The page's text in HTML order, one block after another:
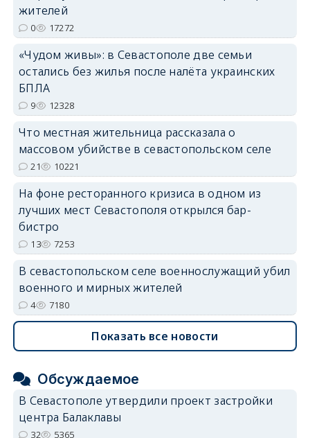
erid: 2SDnjdvhGXG
жителей
0 17272
«Чудом живы»: в Севастополе две семьи
остались без жилья после налёта украинских
БПЛА
9 12328
Что местная жительница рассказала о
массовом убийстве в севастопольском селе
21 10221
На фоне ресторанного кризиса в одном из
лучших мест Севастополя открылся бар-
бистро
13 7253
В севастопольском селе военнослужащий убил
военного и мирных жителей
4 7180
Показать все новости
Обсуждаемое
В Севастополе утвердили проект застройки
центра Балаклавы
32 5365